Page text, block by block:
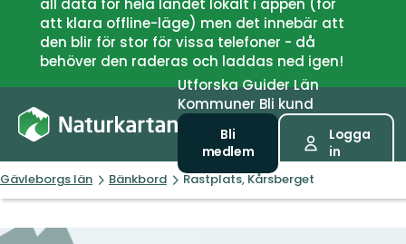
all data för hela landet lokalt i appen (för
att klara offline-läge) men det innebär att
den blir för stor för vissa telefoner - då
behöver den raderas och laddas ned igen!
UtforskaGuiderLän
Kommuner Bli kund
Bli
medlem
Logga
in
Gävleborgs län Bänkbord Rastplats, Kårsberget